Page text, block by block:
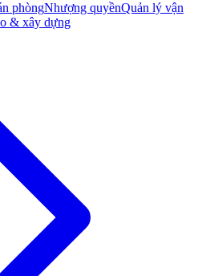
phòngNhượng quyềnQuản lý vận
& xây dựng